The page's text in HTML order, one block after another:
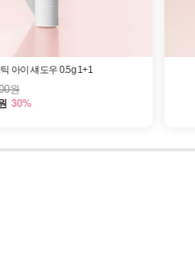
아이 섀도우 0.5g 1+1
원
30%